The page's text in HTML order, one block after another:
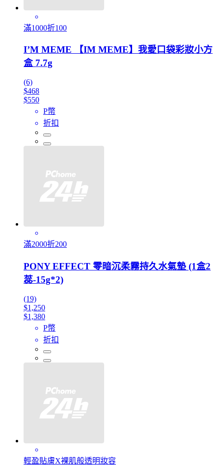
滿1000折100
I’M MEME 【IM MEME】我愛口袋彩妝小方
盒 7.7g
(6)
$468
$550
P幣
折扣
滿2000折200
PONY EFFECT 零暗沉柔霧持久水氣墊 (1盒2
蕊-15g*2)
(19)
$1,250
$1,380
P幣
折扣
輕盈貼膚X裸肌般透明妝容